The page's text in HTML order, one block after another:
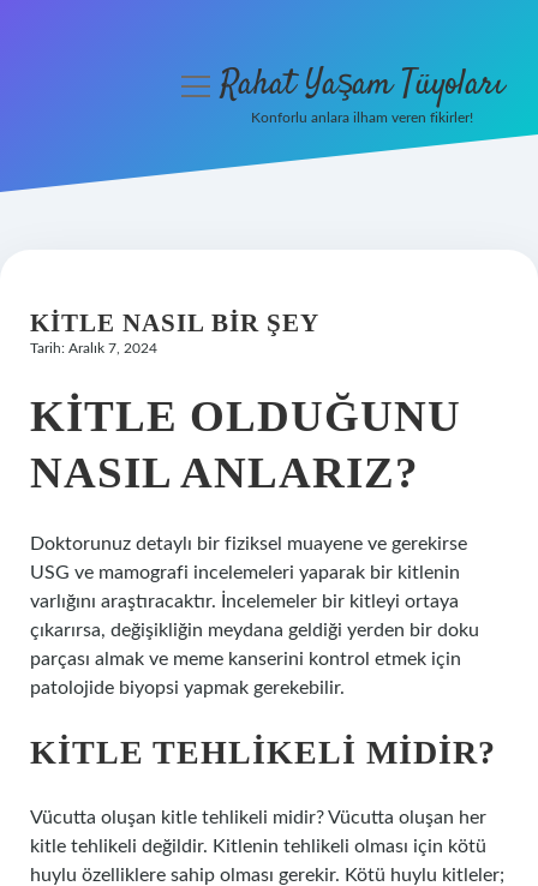
Hakkımızda
menüyüRahat Yaşam Tüyoları
Konforlu anlara ilham veren fikirler!
KITLE NASIL BIR ŞEY
Tarih: Aralık 7, 2024
KITLE OLDUĞUNU
NASIL ANLARIZ?
Doktorunuz detaylı bir fiziksel muayene ve gerekirse
USG ve mamografi incelemeleri yaparak bir kitlenin
varlığını araştıracaktır. İncelemeler bir kitleyi ortaya
çıkarırsa, değişikliğin meydana geldiği yerden bir doku
parçası almak ve meme kanserini kontrol etmek için
patolojide biyopsi yapmak gerekebilir.
KITLE TEHLIKELI MIDIR?
Vücutta oluşan kitle tehlikeli midir? Vücutta oluşan her
kitle tehlikeli değildir. Kitlenin tehlikeli olması için kötü
huylu özelliklere sahip olması gerekir. Kötü huylu kitleler;